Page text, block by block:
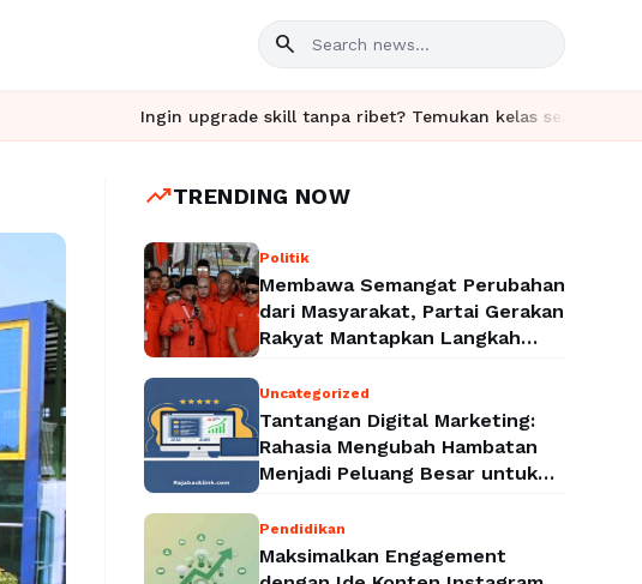
search
Ingin upgrade skill tanpa ribet? Temukan kelas seru dan materi lengkap
trending_upTRENDING NOW
Politik
Membawa Semangat Perubahan
dari Masyarakat, Partai Gerakan
Rakyat Mantapkan Langkah
Nasional
Uncategorized
Tantangan Digital Marketing:
Rahasia Mengubah Hambatan
Menjadi Peluang Besar untuk
Pendidikan
Maksimalkan Engagement